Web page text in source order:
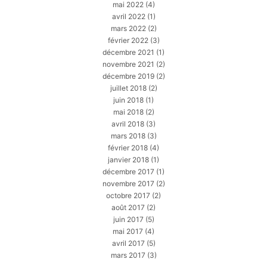
mai 2022(4)
avril 2022(1)
mars 2022(2)
février 2022(3)
décembre 2021 (1)
novembre 2021 (2)
décembre 2019(2)
juillet 2018(2)
juin 2018 (1)
mai 2018(2)
avril 2018 (3)
mars 2018(3)
février 2018 (4)
janvier 2018 (1)
décembre 2017 (1)
novembre 2017 (2)
octobre 2017 (2)
août 2017 (2)
juin 2017 (5)
mai 2017 (4)
avril 2017 (5)
mars 2017 (3)